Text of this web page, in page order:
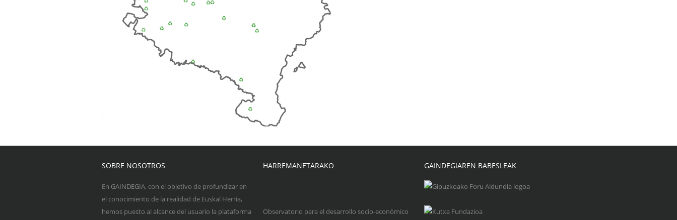
SOBRE NOSOTROS
En GAINDEGIA, con el objetivo de profundizar en
el conocimiento de la realidad de Euskal Herria,
hemos puesto al alcance del usuario la plataforma
HARREMANETARAKO
Observatorio para el desarrollo socio-económico
GAINDEGIAREN BABESLEAK